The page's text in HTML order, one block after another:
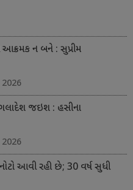
આક્રમક ન બને : સુપ્રીમ
જઇશ : હસીના
આવી રહી છે; 30 વર્ષ સુધી